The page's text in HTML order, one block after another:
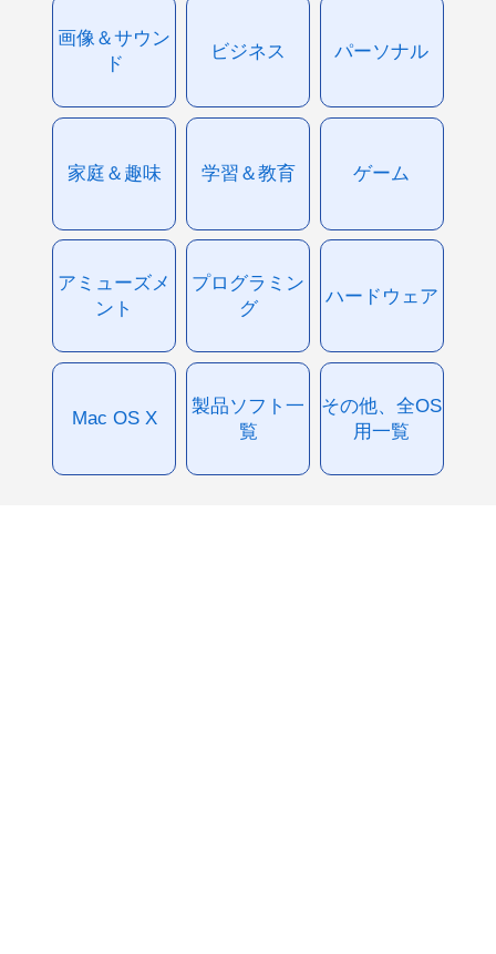
画像＆サウン
ド
ビジネス パーソナル
家庭＆趣味 学習＆教育 ゲーム
アミューズメ
ント
プログラミン
グ
ハードウェア
Mac OS X
製品ソフト一
覧
その他、全OS
用一覧